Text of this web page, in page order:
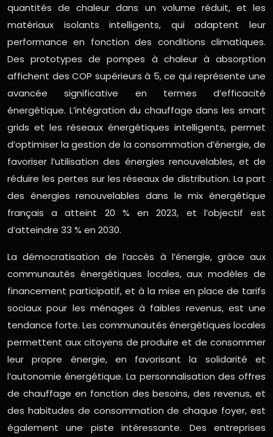
quantités de chaleur dans un volume réduit, et les
matériaux isolants intelligents, qui adaptent leur
performance en fonction des conditions climatiques.
Des prototypes de pompes à chaleur à absorption
affichent des COP supérieurs à 5, ce qui représente une
avancée significative en termes d’efficacité
énergétique. L’intégration du chauffage dans les smart
grids et les réseaux énergétiques intelligents, permet
d’optimiser la gestion de la consommation d’énergie, de
favoriser l’utilisation des énergies renouvelables, et de
réduire les pertes sur les réseaux de distribution. La part
des énergies renouvelables dans le mix énergétique
français a atteint 20 % en 2023, et l’objectif est
d’atteindre 33 % en 2030.
La démocratisation de l’accès à l’énergie, grâce aux
communautés énergétiques locales, aux modèles de
financement participatif, et à la mise en place de tarifs
sociaux pour les ménages à faibles revenus, est une
tendance forte. Les communautés énergétiques locales
permettent aux citoyens de produire et de consommer
leur propre énergie, en favorisant la solidarité et
l’autonomie énergétique. La personnalisation des offres
de chauffage en fonction des besoins, des revenus, et
des habitudes de consommation de chaque foyer, est
également une piste intéressante. Des entreprises